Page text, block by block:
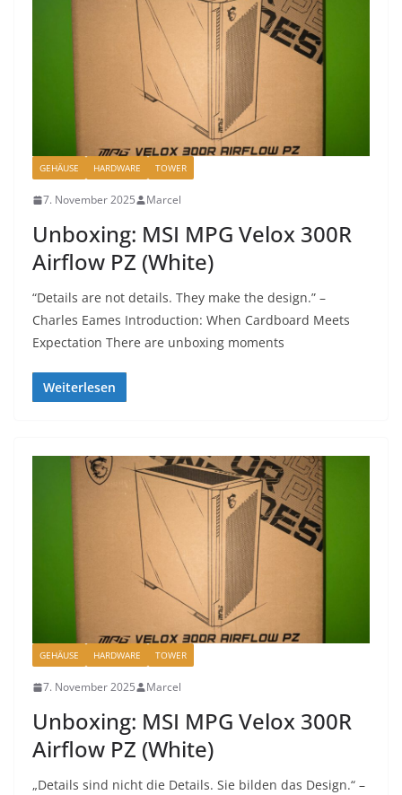
GEHÄUSE HARDWARE TOWER
7. November 2025 Marcel
Unboxing: MSI MPG Velox 300R
Airflow PZ (White)
“Details are not details. They make the design.” –
Charles Eames Introduction: When Cardboard Meets
Expectation There are unboxing moments
Weiterlesen
GEHÄUSE HARDWARE TOWER
7. November 2025 Marcel
Unboxing: MSI MPG Velox 300R
Airflow PZ (White)
„Details sind nicht die Details. Sie bilden das Design.“ –